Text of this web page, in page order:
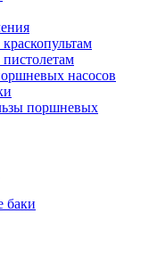
насосов
поршневых
баки